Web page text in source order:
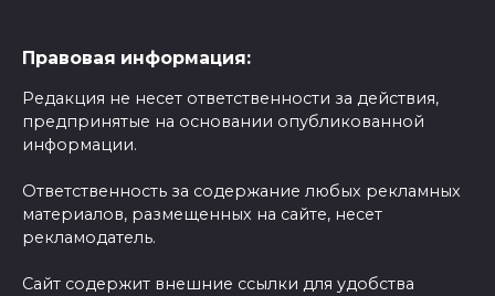
Правовая информация:
Редакция не несет ответственности за действия,
предпринятые на основании опубликованной
информации.
Ответственность за содержание любых рекламных
материалов, размещенных на сайте, несет
рекламодатель.
Сайт содержит внешние ссылки для удобства